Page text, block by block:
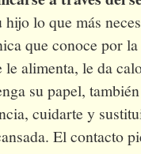
lo que más
que conoce por
le alimenta, le da
su papel,
cuidarte y
El contacto